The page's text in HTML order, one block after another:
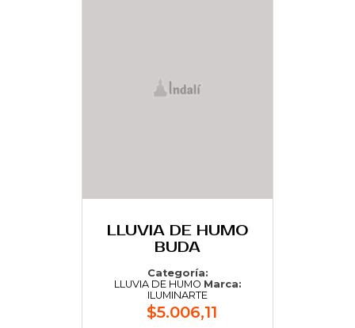
LLUVIA DE HUMO
BUDA
Categoría:
LLUVIA DE HUMO Marca:
ILUMINARTE
$5.006,11